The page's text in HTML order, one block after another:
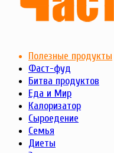
Полезные продукты
Фаст-фуд
Битва продуктов
Еда и Мир
Калоризатор
Сыроедение
Семья
Диеты